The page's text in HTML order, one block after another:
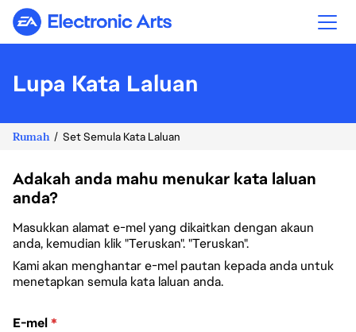
Electronic Arts
Lupa Kata Laluan
Rumah Set Semula Kata Laluan
Adakah anda mahu menukar kata laluan
anda?
Masukkan alamat e-mel yang dikaitkan dengan akaun
anda, kemudian klik "Teruskan". "Teruskan".
Kami akan menghantar e-mel pautan kepada anda untuk
menetapkan semula kata laluan anda.
Tetapkan semula kata laluan dengan e-mel anda
E-mel*